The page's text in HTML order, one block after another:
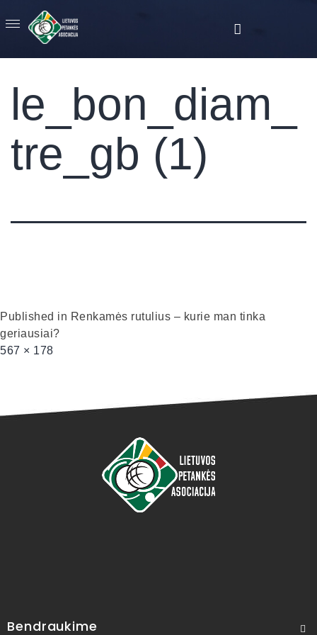
le_bon_diam_
tre_gb (1)
Published in Renkamės rutulius – kurie man tinka
geriausiai?
567 × 178
Bendraukime